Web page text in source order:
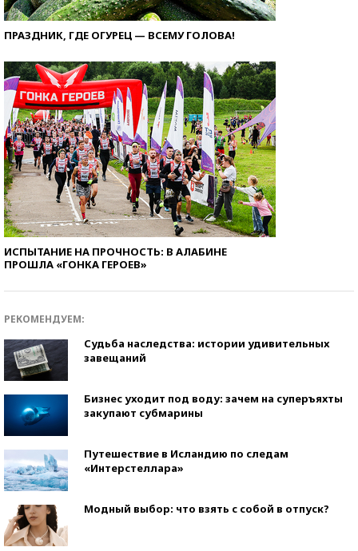
ПРАЗДНИК, ГДЕ ОГУРЕЦ — ВСЕМУ ГОЛОВА!
ИСПЫТАНИЕ НА ПРОЧНОСТЬ: В АЛАБИНЕ
ПРОШЛА «ГОНКА ГЕРОЕВ»
РЕКОМЕНДУЕМ:
Судьба наследства: истории удивительных
завещаний
Бизнес уходит под воду: зачем на суперъяхты
закупают субмарины
Путешествие в Исландию по следам
«Интерстеллара»
Модный выбор: что взять с собой в отпуск?